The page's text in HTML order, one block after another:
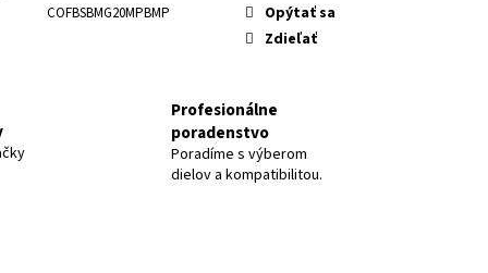
COFBSBMG20MPBMP
Opýtať sa
Zdieľať
Profesionálne
poradenstvo
Poradíme s výberom
dielov a kompatibilitou.